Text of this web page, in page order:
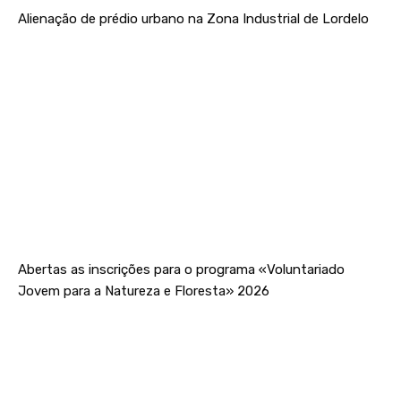
Alienação de prédio urbano na Zona Industrial de Lordelo
Abertas as inscrições para o programa «Voluntariado
Jovem para a Natureza e Floresta» 2026